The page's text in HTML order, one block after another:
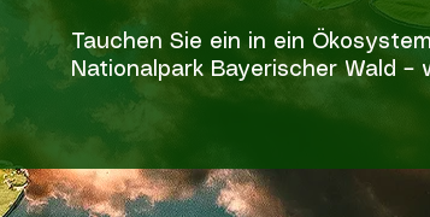
Tauchen Sie ein in ein
Nationalpark Bayerischer Wald